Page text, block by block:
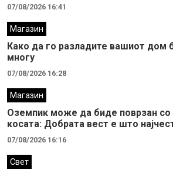
07/08/2026 16:41
Магазин
Како да го разладите вашиот дом
многу
07/08/2026 16:28
Магазин
Оземпик може да биде поврзан со
косата: Добрата вест е што
07/08/2026 16:16
Свет